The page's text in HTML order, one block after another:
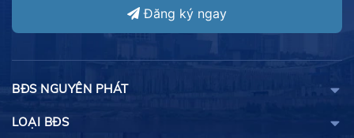
Đăng ký ngay
BĐS NGUYÊN PHÁT
LOẠI BĐS